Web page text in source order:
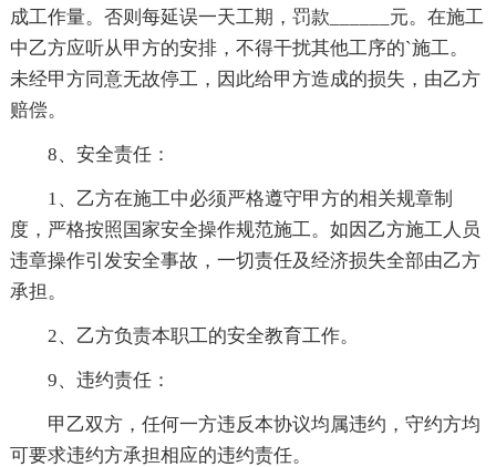
成工作量。否则每延误一天工期，罚款______元。在施工
中乙方应听从甲方的安排，不得干扰其他工序的`施工。
未经甲方同意无故停工，因此给甲方造成的损失，由乙方
赔偿。
8、安全责任：
1、乙方在施工中必须严格遵守甲方的相关规章制
度，严格按照国家安全操作规范施工。如因乙方施工人员
违章操作引发安全事故，一切责任及经济损失全部由乙方
承担。
2、乙方负责本职工的安全教育工作。
9、违约责任：
甲乙双方，任何一方违反本协议均属违约，守约方均
可要求违约方承担相应的违约责任。